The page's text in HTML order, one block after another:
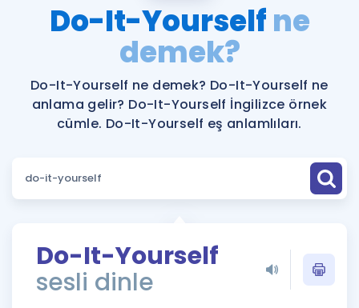
Şifremi Hatırlamıyorum
Katılımcı Görüşleri
Faydalı Araçlar
Ücretsiz Kaynaklar
Puan Hesaplama
ÖSYM Sınav Takvimi
Kampanyalar
İngilizce Gramer
Do-It-Yourselfne
demek?
Do-It-Yourself ne demek? Do-It-Yourself ne
anlama gelir? Do-It-Yourself İngilizce örnek
cümle. Do-It-Yourself eş anlamlıları.
Do-It-Yourself
sesli dinle